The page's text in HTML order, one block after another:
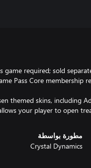
game required; sold
themed skins, including
your player to open
مطورة بواسطة
Crystal Dynamics